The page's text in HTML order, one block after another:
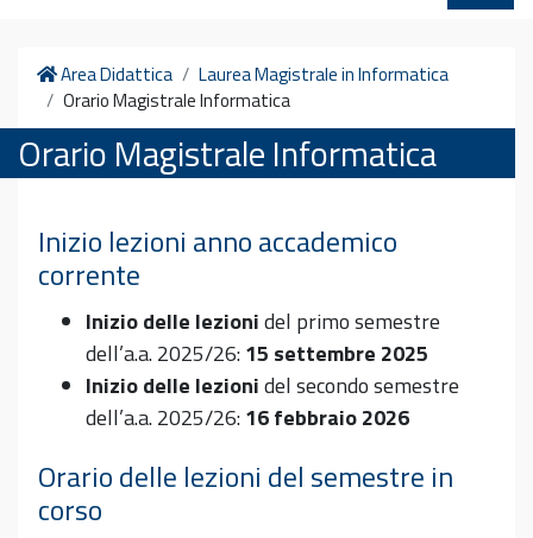
Home
Area Didattica
Laurea Magistrale in Informatica
Orario Magistrale Informatica
Orario Magistrale Informatica
Inizio lezioni anno accademico
corrente
Inizio delle lezionidel primo semestre
dell’a.a. 2025/26:15 settembre 2025
Inizio delle lezionidel secondo semestre
dell’a.a. 2025/26:16 febbraio 2026
Orario delle lezioni del semestre in
corso